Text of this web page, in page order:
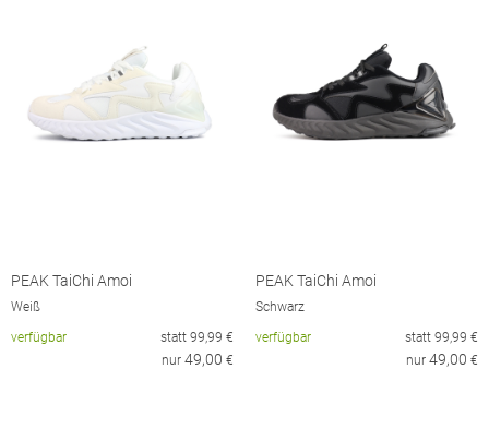
PEAK TaiChi Amoi
Weiß
verfügbar
statt 99,99 €
nur 49,00 €
PEAK TaiChi Amoi
Schwarz
verfügbar
statt 99,99 €
nur 49,00 €